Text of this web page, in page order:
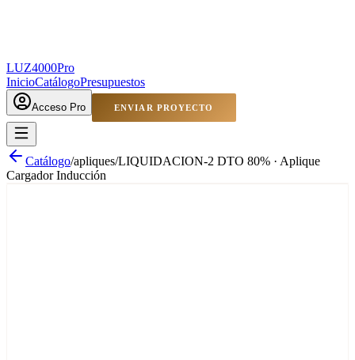
LUZ4000Pro
InicioCatálogoPresupuestos
Acceso Pro ENVIAR PROYECTO
Catálogo/apliques/LIQUIDACION-2 DTO 80% · Aplique
Cargador Inducción